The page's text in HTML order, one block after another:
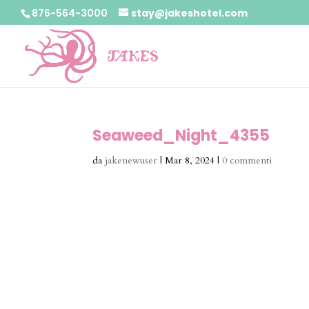
876-564-3000 stay@jakeshotel.com
Seaweed_Night_4355
da jakenewuser |Mar 8, 2024 |0 commenti